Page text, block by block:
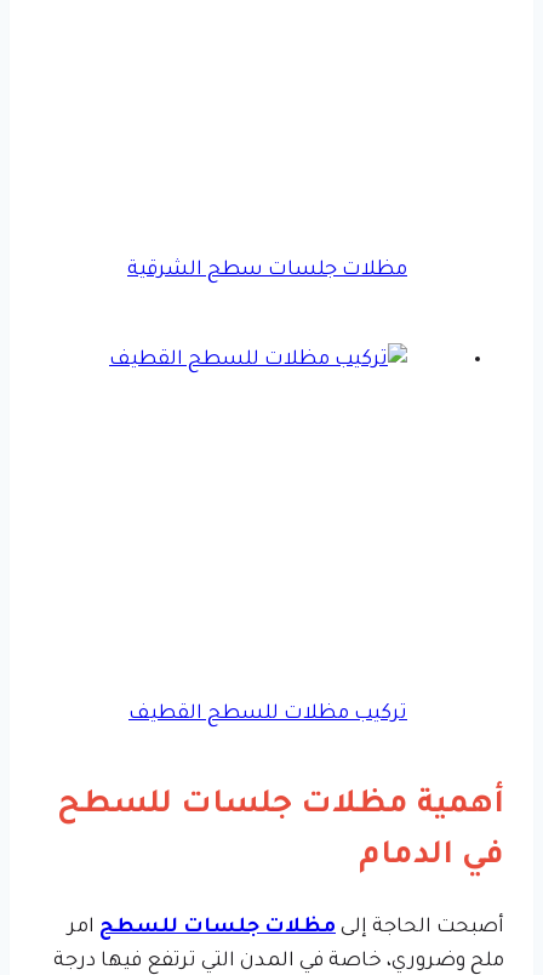
مظلات جلسات سطح الشرقية
تركيب مظلات للسطح القطيف
أهمية مظلات جلسات للسطح
في الدمام
أصبحت الحاجة إلى مظلات جلسات للسطح امر
ملح وضروري، خاصة في المدن التي ترتفع فيها درجة